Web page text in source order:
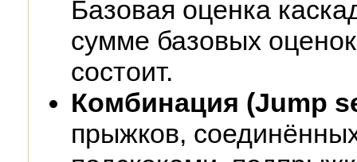
Базовая оценка
сумме базовых
состоит.
Комбинация (Jump
прыжков,